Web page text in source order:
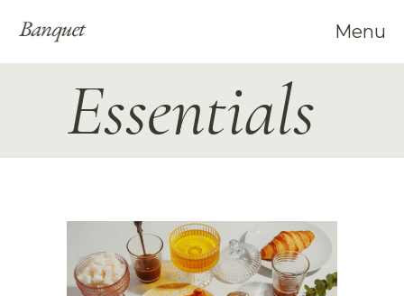
Menu
Essentials